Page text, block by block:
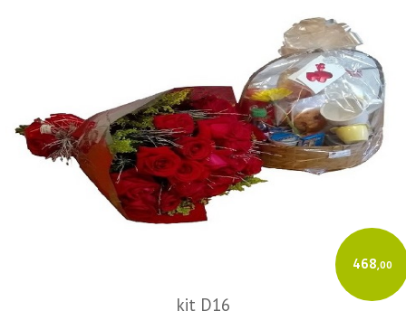
468,00
kit D16